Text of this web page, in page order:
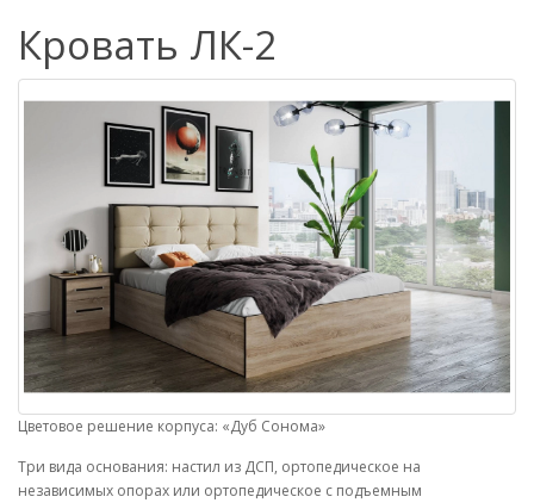
Кровать ЛК-2
Цветовое решение корпуса: «Дуб Сонома»
Три вида основания: настил из ДСП, ортопедическое на
независимых опорах или ортопедическое с подъемным